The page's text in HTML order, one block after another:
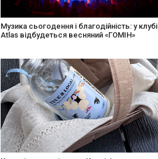
Створіть святкову листівку та допоможіть
стареньким: майстер-клас від БФ «Юлині